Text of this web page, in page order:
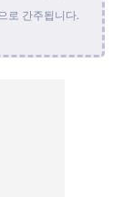
로 간주됩니다.